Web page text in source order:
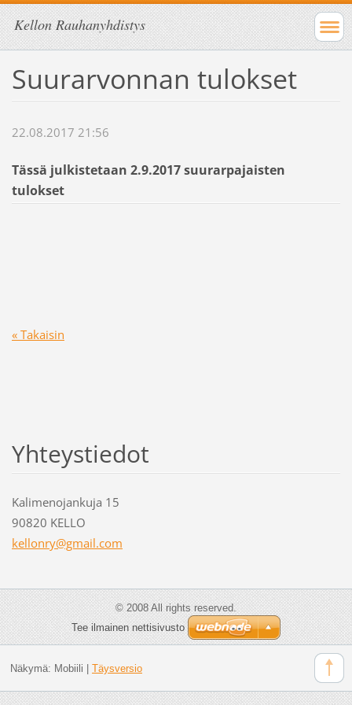
Kellon Rauhanyhdistys
Suurarvonnan tulokset
22.08.2017 21:56
Tässä julkistetaan 2.9.2017 suurarpajaisten
tulokset
« Takaisin
Yhteystiedot
Kalimenojankuja 15
90820 KELLO
kellonry@gmail.com
© 2008 All rights reserved.
Tee ilmainen nettisivusto
Näkymä: Mobiili Täysversio